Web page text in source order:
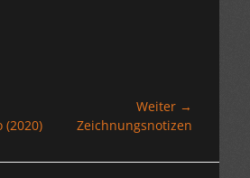
(2020)
Weiter →
NächsterZeichnungsnotizen